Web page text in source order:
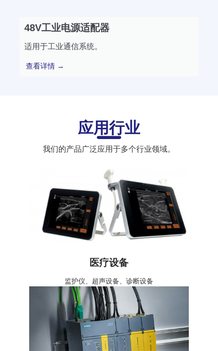
48V工业电源适配器
适用于工业通信系统。
查看详情 →
应用行业
我们的产品广泛应用于多个行业领域。
医疗设备
监护仪、超声设备、诊断设备